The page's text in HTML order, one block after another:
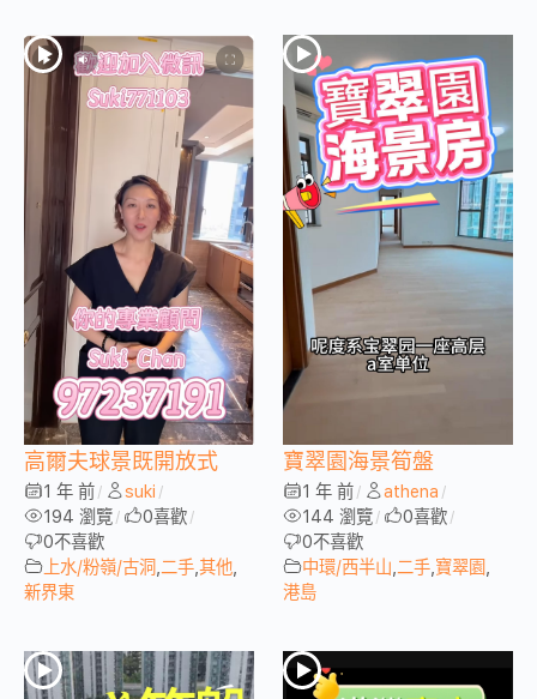
高爾夫球景既開放式
1 年 前 / suki /
194 瀏覽 / 0喜歡 /
0不喜歡
上水/粉嶺/古洞 二手 其他
新界東
寶翠園海景筍盤
1 年 前 / athena /
144 瀏覽 / 0喜歡 /
0不喜歡
中環/西半山 二手 寶翠園
港島